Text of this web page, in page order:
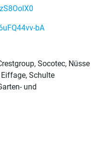
bA
Socotec, Nüsse
Schulte
und